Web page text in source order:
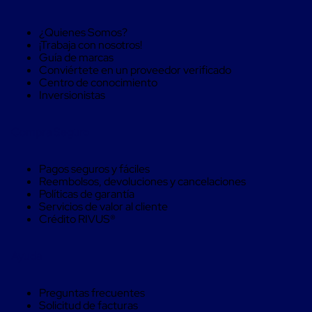
Cubierta
Isotérmica
para
Hieleras
Isotérmicas
de
un
solo
uso
Mamparas
aislantes
multi
temperatura
¿Quienes Somos?
¡Trabaja con nosotros!
Guía de marcas
Conviértete en un proveedor verificado
Centro de conocimiento
Inversionistas
Pagos seguros y fáciles
Reembolsos, devoluciones y cancelaciones
Políticas de garantía
Servicios de valor al cliente
Crédito RIVUS®
Preguntas frecuentes
Solicitud de facturas